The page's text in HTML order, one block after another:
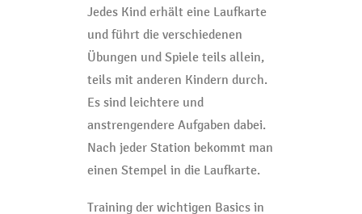
Jedes Kind erhält eine Laufkarte
und führt die verschiedenen
Übungen und Spiele teils allein,
teils mit anderen Kindern durch.
Es sind leichtere und
anstrengendere Aufgaben dabei.
Nach jeder Station bekommt man
einen Stempel in die Laufkarte.
Training der wichtigen Basics in